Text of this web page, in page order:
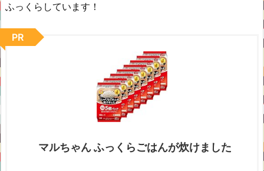
ふっくらしています！
マルちゃん ふっくらごはんが炊けました
PR